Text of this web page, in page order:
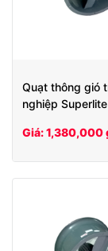
Quạt thông gió
nghiệp
Giá: 1,380,000